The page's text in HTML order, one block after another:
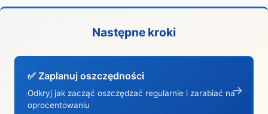
Następne kroki
✅ Zaplanuj oszczędności
Odkryj jak zacząć oszczędzać regularnie i zarabiać na
oprocentowaniu
→